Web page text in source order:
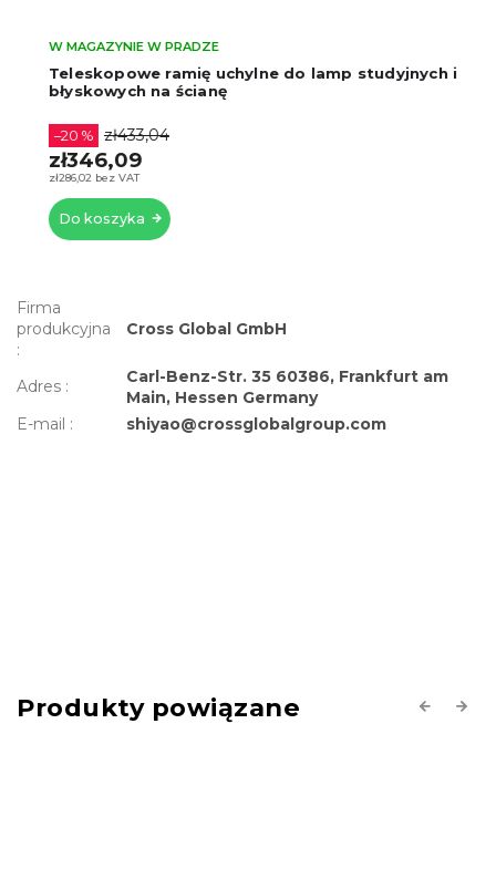
Teleskopowe ramię uchylne do lamp studyjnych i
błyskowych na ścianę
W MAGAZYNIE W PRADZE
zł286,02 bez VAT
–20 % zł433,04
zł346,09
Do koszyka
Firma
produkcyjna
:
Cross Global GmbH
Adres :
Carl-Benz-Str. 35 60386, Frankfurt am
Main, Hessen Germany
E-mail : shiyao@crossglobalgroup.com
Produkty powiązane Previous
Next